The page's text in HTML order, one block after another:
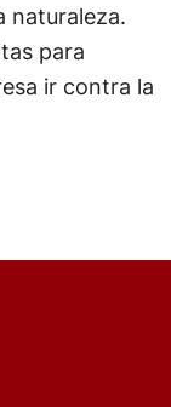
naturaleza.
para
ir contra la